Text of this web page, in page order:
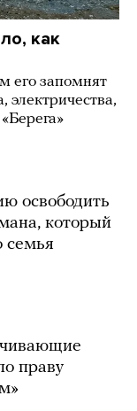
как
его запомнят
электричества,
освободить
который
семья
праву